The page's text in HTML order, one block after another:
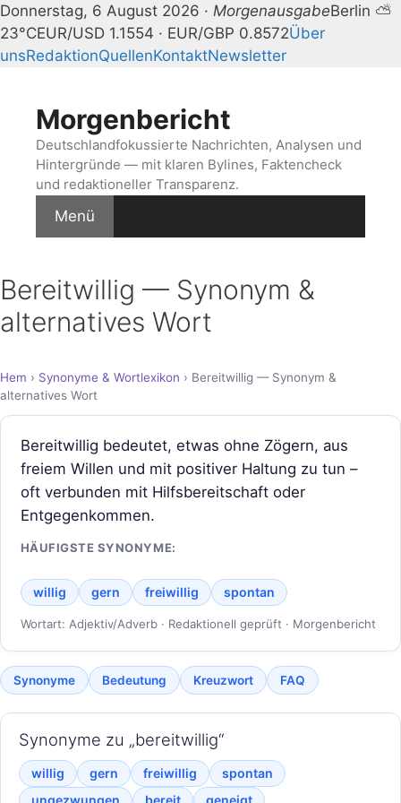
Donnerstag, 6 August 2026 · MorgenausgabeBerlin ⛅
23°CEUR/USD 1.1554 · EUR/GBP 0.8572Über
unsRedaktionQuellenKontaktNewsletter
springenMorgenbericht
Deutschlandfokussierte Nachrichten, Analysen und
Hintergründe — mit klaren Bylines, Faktencheck
und redaktioneller Transparenz.
Menü
Bereitwillig — Synonym &
alternatives Wort
Hem › Synonyme & Wortlexikon › Bereitwillig — Synonym &
alternatives Wort
Bereitwillig bedeutet, etwas ohne Zögern, aus
freiem Willen und mit positiver Haltung zu tun –
oft verbunden mit Hilfsbereitschaft oder
Entgegenkommen.
HÄUFIGSTE SYNONYME:
willig gern freiwillig spontan
Wortart: Adjektiv/Adverb · Redaktionell geprüft · Morgenbericht
Synonyme Bedeutung Kreuzwort FAQ
Synonyme zu „bereitwillig“
willig gern freiwillig
spontan
ungezwungen
bereit geneigt